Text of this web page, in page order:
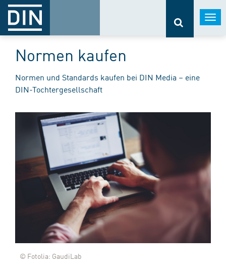
Normen kaufen
Normen und Standards kaufen bei DIN Media – eine
DIN-Tochtergesellschaft
© Fotolia: GaudiLab